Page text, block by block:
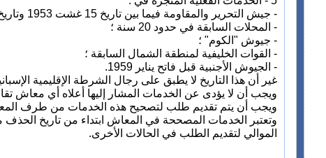
- جيش التحرير والمقاومة فيما بين تاريخ 15 غشت 1953 وتاريخ فاتح أبريل 1960؛
- المحلات السابقة في حدود 20 سنة ؛
- جيوش "الكوم" ؛
- القوات الخليفية لمنطقة الشمال السابقة ؛
- الجيوش الأجنبية قبل فاتح يناير 1959.
غير أن هذا التاريخ لا يطبق على رجال الشرطة الإقليمية
ويجب أن لا يؤدى عن الخدمات المشار إليها أعلاه أي معاش
ويجب أن يتم تقديم طلب لتصحيح هذه الخدمات من طرف
وتعتبر الخدمات المصححة في المعاش ابتداء من تاريخ الحذف
الموالي لتقديم الطلب في الحالات الأخرى.